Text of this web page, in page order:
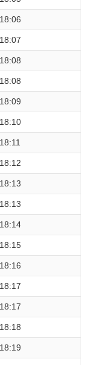
18:06
18:07
18:08
18:08
18:09
18:10
18:11
18:12
18:13
18:13
18:14
18:15
18:16
18:17
18:17
18:18
18:19